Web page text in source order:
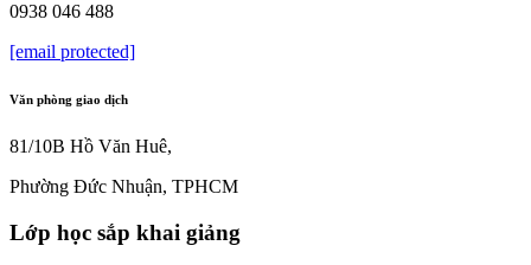
0938 046 488
[email protected]
Văn phòng giao dịch
81/10B Hồ Văn Huê,
Phường Đức Nhuận, TPHCM
Lớp học sắp khai giảng